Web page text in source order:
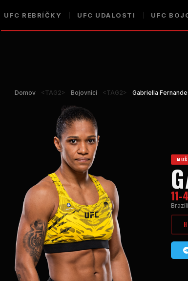
UFC REBRÍČKY UFC UDALOSTI UFC
Domov <TAG2> Bojovníci <TAG2> Gabriella
11-